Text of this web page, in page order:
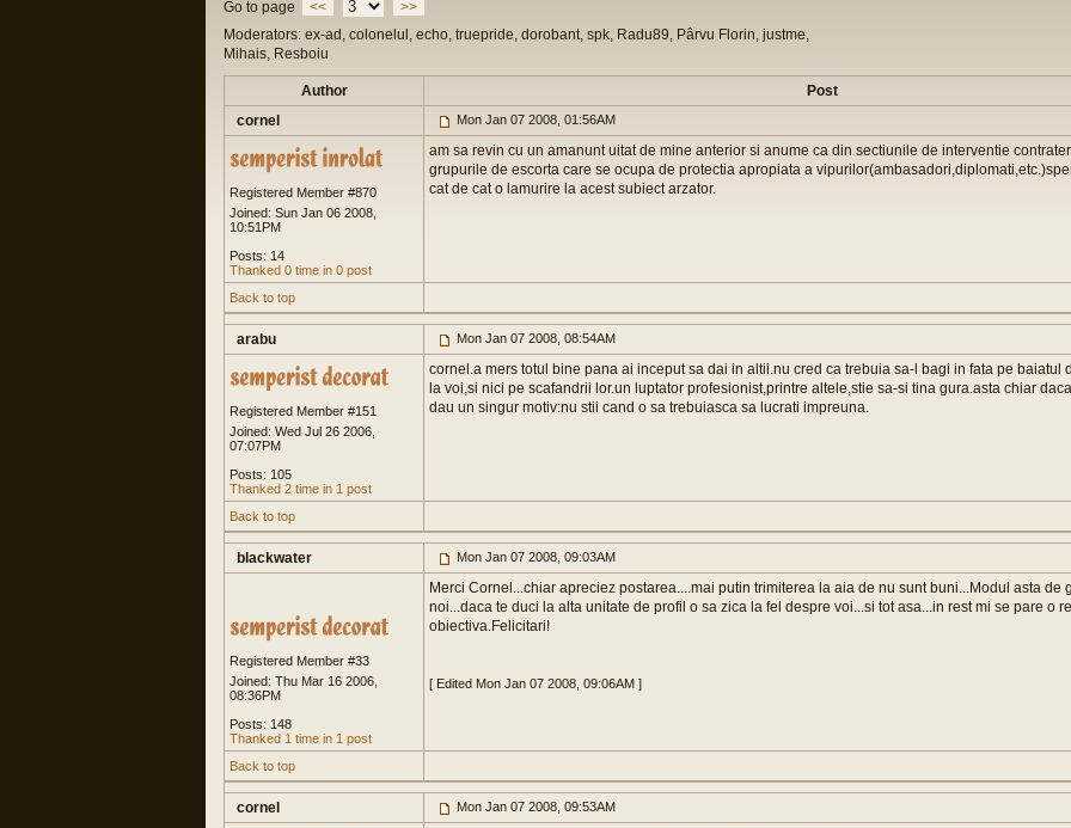
Go to page <<
>>
Moderators: ex-ad, colonelul, echo, truepride, dorobant, spk, Radu89, Pârvu Florin, justme,
Mihais, Resboiu
Author
Post
cornel
Mon Jan 07 2008, 01:56AM
Registered Member #870
Joined: Sun Jan 06 2008,
10:51PM
Posts: 14
Thanked 0 time in 0 post
am sa revin cu un amanunt uitat de mine anterior si anume ca din sectiunile de interventie
grupurile de escorta care se ocupa de protectia apropiata a
cat de cat o lamurire la acest subiect arzator.
Back to top
arabu Mon Jan 07 2008, 08:54AM
Registered Member #151
Joined: Wed Jul 26 2006,
07:07PM
Posts: 105
Thanked 2 time in 1 post
cornel.a mers totul bine pana ai inceput sa dai in altii.nu cred ca trebuia sa-l bagi in fata pe baiatul
la voi,si nici pe scafandrii lor.un luptator profesionist,printre altele,stie sa-si tina gura.asta chiar
dau un singur motiv:nu stii cand o sa trebuiasca sa lucrati impreuna.
Back to top
blackwater Mon Jan 07 2008, 09:03AM
Registered Member #33
Joined: Thu Mar 16 2006,
08:36PM
Posts: 148
Thanked 1 time in 1 post
Merci Cornel...chiar apreciez postarea....mai putin trimiterea la aia de nu sunt buni...Modul asta de
noi...daca te duci la alta unitate de profil o sa zica la fel despre voi...si tot asa...in rest mi se pare o
obiectiva.Felicitari!
[ Edited Mon Jan 07 2008, 09:06AM ]
Back to top
cornel Mon Jan 07 2008, 09:53AM